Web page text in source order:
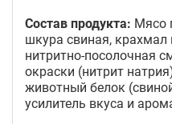
Состав продукта: Мясо
шкура свиная,
нитритно-посолочная
окраски (нитрит
животный белок
усилитель вкуса и